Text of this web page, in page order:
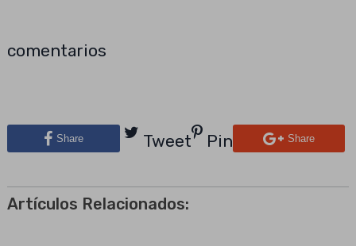
comentarios
Share Tweet Pin Share
Artículos Relacionados: